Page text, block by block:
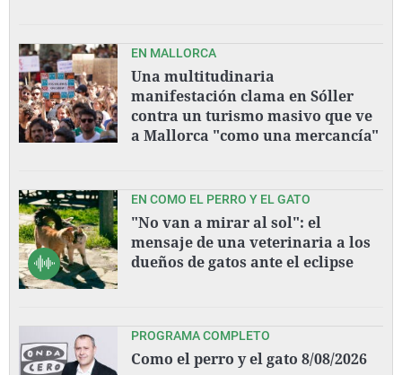
EN MALLORCA
Una multitudinaria
manifestación clama en Sóller
contra un turismo masivo que ve
a Mallorca "como una mercancía"
EN COMO EL PERRO Y EL GATO
"No van a mirar al sol": el
mensaje de una veterinaria a los
dueños de gatos ante el eclipse
PROGRAMA COMPLETO
Como el perro y el gato 8/08/2026